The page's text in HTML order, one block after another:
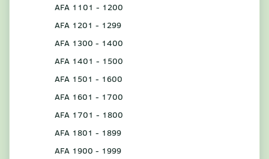
AFA 1101 - 1200
AFA 1201 - 1299
AFA 1300 - 1400
AFA 1401 - 1500
AFA 1501 - 1600
AFA 1601 - 1700
AFA 1701 - 1800
AFA 1801 - 1899
AFA 1900 - 1999